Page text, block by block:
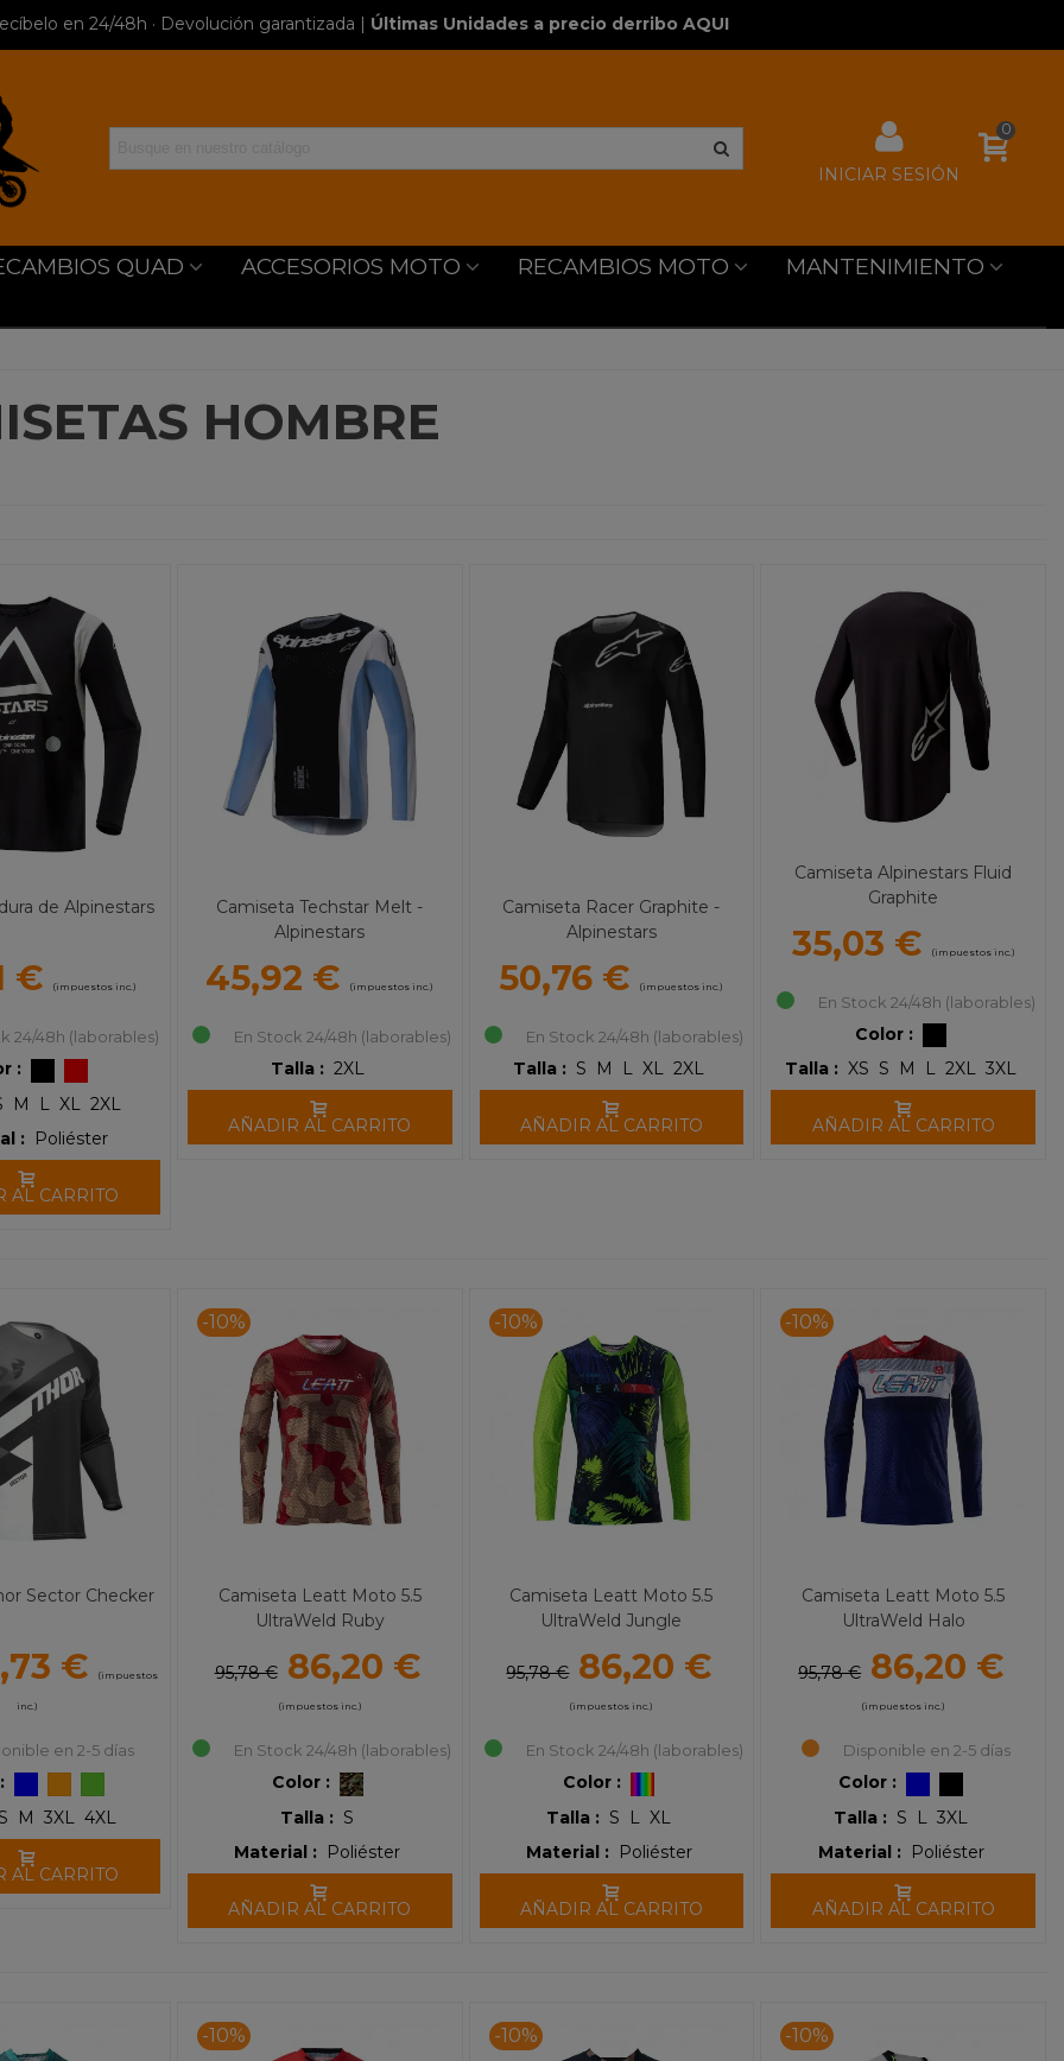
en 24/48h · Devolución garantizada | Últimas Unidades a precio derribo AQUI
INICIAR SESIÓN
0
QUAD ACCESORIOS MOTO RECAMBIOS MOTO
MANTENIMIENTO
HOMBRE
de Alpinestars
€ (impuestos inc.)
24/48h (laborables)
:
M L XL 2XL
:
Poliéster
AL CARRITO
Camiseta Techstar Melt -
Alpinestars
45,92 € (impuestos inc.)
En Stock 24/48h (laborables)
Talla : 2XL
AÑADIR AL CARRITO
Camiseta Racer Graphite -
Alpinestars
50,76 € (impuestos inc.)
En Stock 24/48h (laborables)
Talla : S M L XL 2XL
AÑADIR AL CARRITO
Camiseta Alpinestars Fluid
Graphite
35,03 € (impuestos inc.)
En Stock 24/48h (laborables)
Color :
Talla : XS S M L 2XL 3XL
AÑADIR AL CARRITO
Sector Checker
€ (impuestos
inc.)
en 2-5 días
S M 3XL 4XL
AL CARRITO
-10%
Camiseta Leatt Moto 5.5
UltraWeld Ruby
95,78 € 86,20 €
(impuestos inc.)
En Stock 24/48h (laborables)
Color :
Talla : S
Material :
Poliéster
AÑADIR AL CARRITO
-10%
Camiseta Leatt Moto 5.5
UltraWeld Jungle
95,78 € 86,20 €
(impuestos inc.)
En Stock 24/48h (laborables)
Color :
Talla : S L XL
Material :
Poliéster
AÑADIR AL CARRITO
-10%
Camiseta Leatt Moto 5.5
UltraWeld Halo
95,78 € 86,20 €
(impuestos inc.)
Disponible en 2-5 días
Color :
Talla : S L 3XL
Material :
Poliéster
AÑADIR AL CARRITO
-10% -10% -10%